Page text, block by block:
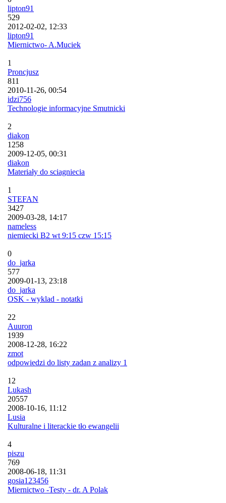
lipton91
529
2012-02-02, 12:33
lipton91
Miernictwo- A.Muciek
1
Proncjusz
811
2010-11-26, 00:54
idzi756
Technologie informacyjne Smutnicki
2
diakon
1258
2009-12-05, 00:31
diakon
Materiały do sciagniecia
1
STEFAN
3427
2009-03-28, 14:17
nameless
niemiecki B2 wt 9:15 czw 15:15
0
do_jarka
577
2009-01-13, 23:18
do_jarka
OSK - wyklad - notatki
22
Auuron
1939
2008-12-28, 16:22
zmot
odpowiedzi do listy zadan z analizy 1
12
Lukash
20557
2008-10-16, 11:12
Lusia
Kulturalne i literackie tło ewangelii
4
piszu
769
2008-06-18, 11:31
gosia123456
Miernictwo -Testy - dr. A Polak